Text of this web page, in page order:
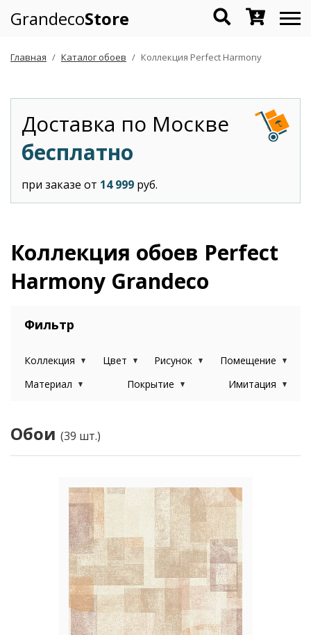
GrandecoStore
Главная Каталог обоев Коллекция Perfect Harmony
Доставка по Москве
бесплатно
при заказе от 14 999 руб.
Коллекция обоев Perfect
Harmony Grandeco
Фильтр
Коллекция Цвет Рисунок
Помещение
Материал
Покрытие Имитация
Обои (39 шт.)